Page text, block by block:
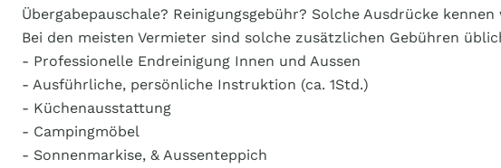
Übergabepauschale? Reinigungsgebühr? Solche Ausdrücke
Bei den meisten Vermieter sind solche zusätzlichen Gebühren
- Professionelle Endreinigung Innen und Aussen
- Ausführliche, persönliche Instruktion (ca. 1Std.)
- Küchenausstattung
- Campingmöbel
- Sonnenmarkise, & Aussenteppich